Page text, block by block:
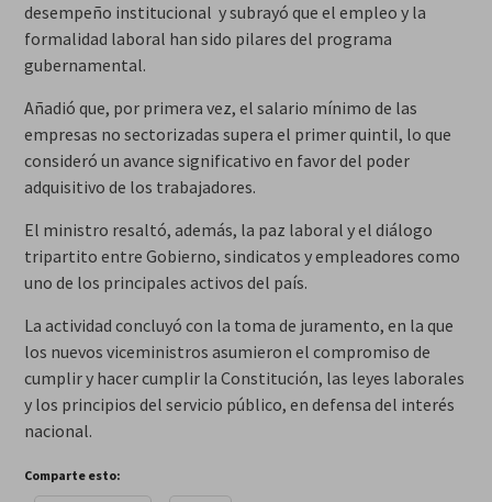
desempeño institucional y subrayó que el empleo y la
formalidad laboral han sido pilares del programa
gubernamental.
Añadió que, por primera vez, el salario mínimo de las
empresas no sectorizadas supera el primer quintil, lo que
consideró un avance significativo en favor del poder
adquisitivo de los trabajadores.
El ministro resaltó, además, la paz laboral y el diálogo
tripartito entre Gobierno, sindicatos y empleadores como
uno de los principales activos del país.
La actividad concluyó con la toma de juramento, en la que
los nuevos viceministros asumieron el compromiso de
cumplir y hacer cumplir la Constitución, las leyes laborales
y los principios del servicio público, en defensa del interés
nacional.
Comparte esto: